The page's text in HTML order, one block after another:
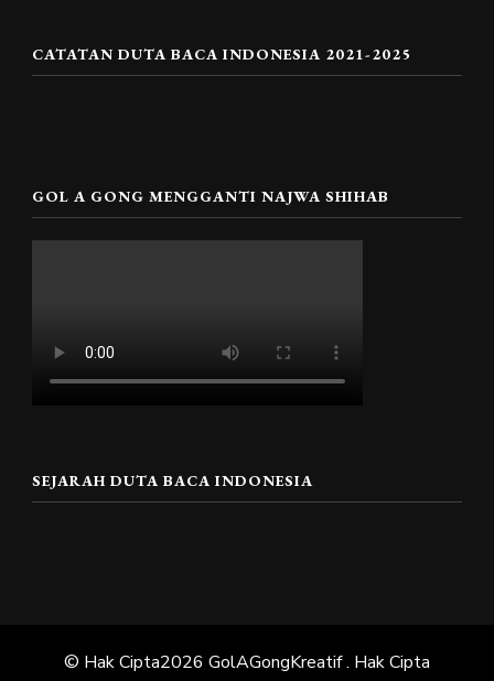
CATATAN DUTA BACA INDONESIA 2021-2025
GOL A GONG MENGGANTI NAJWA SHIHAB
SEJARAH DUTA BACA INDONESIA
© Hak Cipta2026 GolAGongKreatif. Hak Cipta